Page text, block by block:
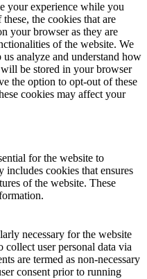
your experience while you
the cookies that are
your browser as they are
of the website. We
analyze and understand how
be stored in your browser
the option to opt-out of these
cookies may affect your
for the website to
cookies that ensures
of the website. These
necessary for the website
user personal data via
are termed as non-necessary
consent prior to running